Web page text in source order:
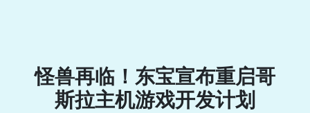
怪兽再临！东宝宣布重启哥
斯拉主机游戏开发计划